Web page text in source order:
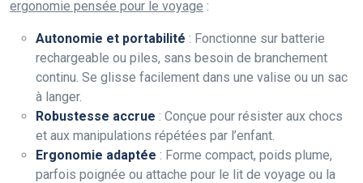
ergonomie pensée pour le voyage :
Autonomie et portabilité : Fonctionne sur batterie
rechargeable ou piles, sans besoin de branchement
continu. Se glisse facilement dans une valise ou un sac
à langer.
Robustesse accrue : Conçue pour résister aux chocs
et aux manipulations répétées par l’enfant.
Ergonomie adaptée : Forme compact, poids plume,
parfois poignée ou attache pour le lit de voyage ou la